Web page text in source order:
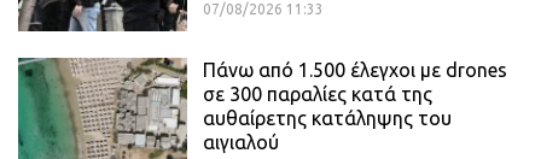
07/08/2026 11:33
Πάνω από 1.500 έλεγχοι με drones
σε 300 παραλίες κατά της
αυθαίρετης κατάληψης του
αιγιαλού